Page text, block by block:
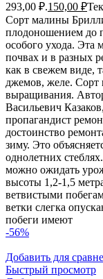
293,00 ₽.150,00 ₽
Сорт малины
плодоношением до
особого ухода. Эта
почвах и в разных
как в свежем виде,
джемов, желе. Сорт
выращивания.
Васильевич
пропагандист
достоинство
зиму. Это
однолетних
можно ожидать
высоты 1,2-1,5
ветвистыми
ветки слегка
побеги имеют
-56%
Добавить для
Быстрый просмотр